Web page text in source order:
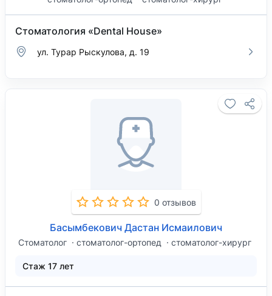
Стоматология «Dental House»
ул. Турар Рыскулова, д. 19
0 отзывов
Басымбекович Дастан Исмаилович
Стоматолог стоматолог-ортопед стоматолог-хирург
Стаж 17 лет